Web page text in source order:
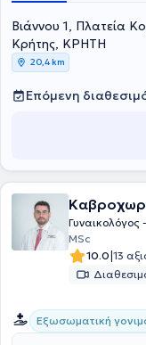
ιδιαίτερη κλινική
Βιάννου 1, Πλατεία
Κρήτης, ΚΡΗΤΗ
20,4 km
Επόμενη
Γυναικολόγος
MSc
10.0|13
Εξωσωματική